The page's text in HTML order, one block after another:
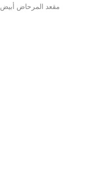
مقعد المرحاض أبيض